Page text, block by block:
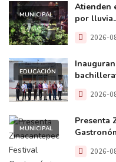
MUNICIPAL
Atienden
por
2026-
EDUCACIÓN
2026-
MUNICIPAL
Presenta
2026-